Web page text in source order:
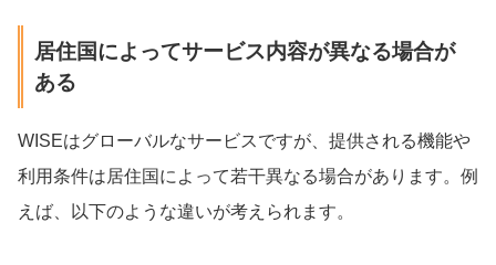
居住国によってサービス内容が異なる場合が
ある
WISEはグローバルなサービスですが、提供される機能や
利用条件は居住国によって若干異なる場合があります。例
えば、以下のような違いが考えられます。